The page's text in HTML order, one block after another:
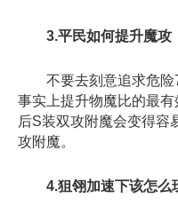
3.平民如何提升魔攻
不要去刻意追求危险7
事实上提升物魔比的最
后S装双攻附魔会变得容
攻附魔。
4.狙翎加速下该怎么